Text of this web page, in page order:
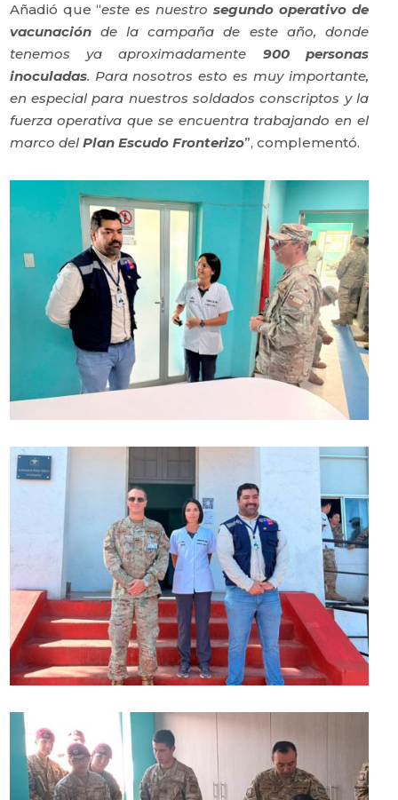
Añadió que “este es nuestrosegundo operativo de
vacunaciónde la campaña de este año, donde
tenemos ya aproximadamente 900 personas
inoculadas. Para nosotros esto es muy importante,
en especial para nuestros soldados conscriptos y la
fuerza operativa que se encuentra trabajando en el
marco delPlan Escudo Fronterizo”, complementó.